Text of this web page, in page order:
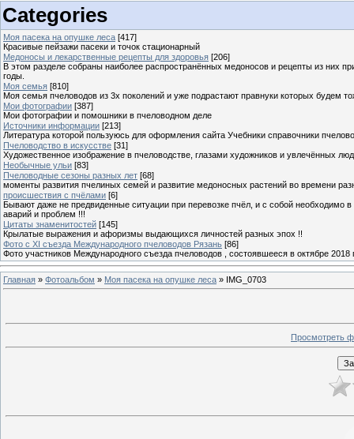
Categories
Моя пасека на опушке леса [417]
Красивые пейзажи пасеки и точок стационарный
Медоносы и лекарственные рецепты для здоровья [206]
В этом разделе собраны наиболее распространённых медоносов и рецепты из них
годы.
Моя семья [810]
Моя семья пчеловодов из 3х поколений и уже подрастают правнуки которых будем
Мои фотографии [387]
Мои фотографии и помошники в пчеловодном деле
Источники информации [213]
Литература которой пользуюсь для оформления сайта Учебники справочники
Пчеловодство в искусстве [31]
Художественное изображение в пчеловодстве, глазами художников и увлечённых
Необычные ульи [83]
Пчеловодные сезоны разных лет [68]
моменты развития пчелиных семей и развитие медоносных растений во времени
происшествия с пчёлами [6]
Бывают даже не предвиденные ситуации при перевозке пчёл, и с собой необходимо
аварий и проблем !!!
Цитаты знаменитостей [145]
Крылатые выражения и афоризмы выдающихся личностей разных эпох !!
Фото с XI съезда Международного пчеловодов Рязань [86]
Фото участников Международного съезда пчеловодов , состоявшееся в октябре 2018
Главная » Фотоальбом » Моя пасека на опушке леса » IMG_0703
Просмотреть